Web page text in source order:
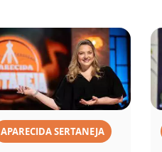
APARECIDA SERTANEJA